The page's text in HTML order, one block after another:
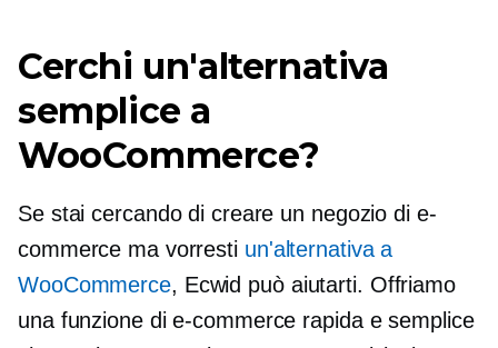
Cerchi un'alternativa
semplice a
WooCommerce?
Se stai cercando di creare un negozio di e-
commerce ma vorresti un'alternativa a
WooCommerce, Ecwid può aiutarti. Offriamo
una funzione di e-commerce rapida e semplice